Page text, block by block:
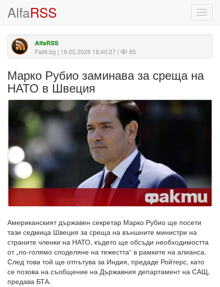
AlfaRSS
AlfaRSS
Fakti.bg | 19.05.2026 18:40:27 | 85
Марко Рубио заминава за среща на
НАТО в Швеция
Американският държавен секретар Марко Рубио ще посети
тази седмица Швеция за среща на външните министри на
страните членки на НАТО, където ще обсъди необходимостта
от „по-голямо споделяне на тежестта“ в рамките на алианса.
След това той ще отпътува за Индия, предаде Ройтерс, като
се позова на съобщение на Държавния департамент на САЩ,
предава БТА.